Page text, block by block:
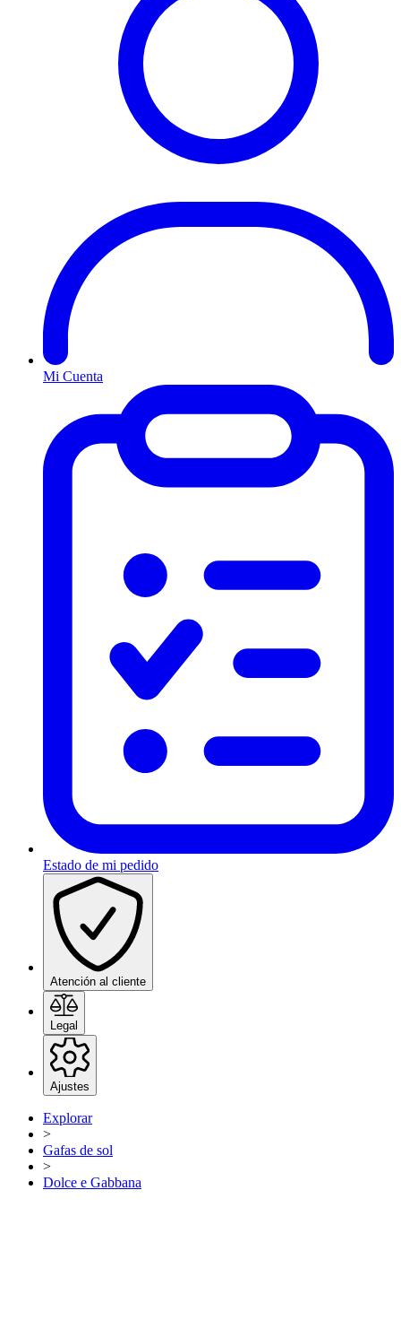
Mi Cuenta
Estado de mi pedido
Atención al cliente
Legal
Ajustes
Explorar
>
Gafas de sol
>
Dolce e Gabbana